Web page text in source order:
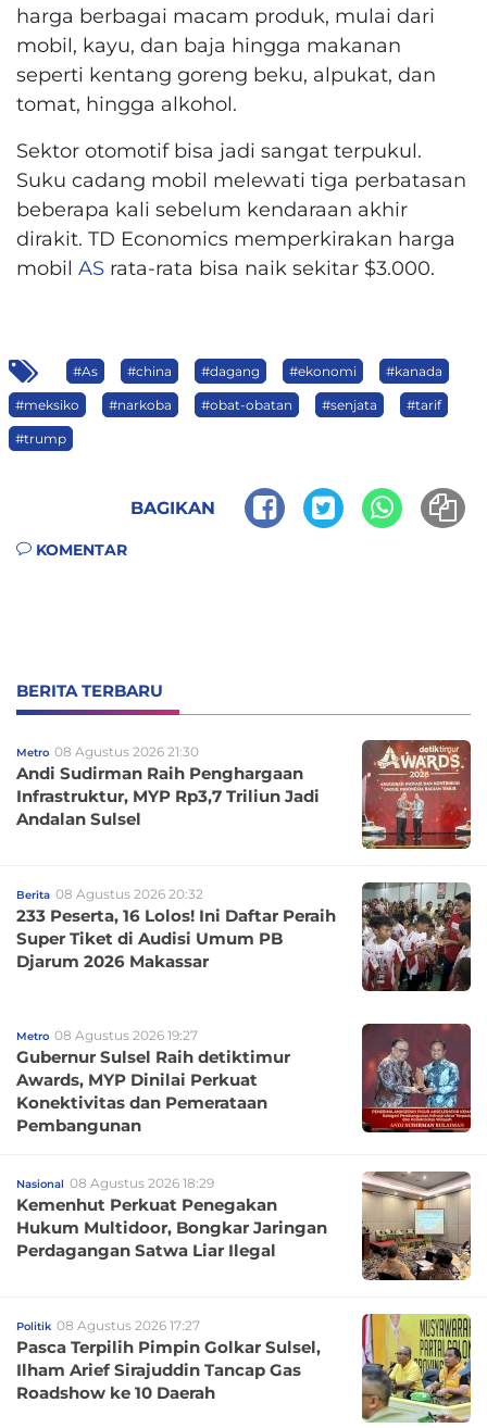
harga berbagai macam produk, mulai dari
mobil, kayu, dan baja hingga makanan
seperti kentang goreng beku, alpukat, dan
tomat, hingga alkohol.
Sektor otomotif bisa jadi sangat terpukul.
Suku cadang mobil melewati tiga perbatasan
beberapa kali sebelum kendaraan akhir
dirakit. TD Economics memperkirakan harga
mobil AS rata-rata bisa naik sekitar $3.000.
#As #china #dagang #ekonomi #kanada
#meksiko #narkoba #obat-obatan #senjata #tarif
#trump
BAGIKAN
KOMENTAR
BERITA TERBARU
Metro 08 Agustus 2026 21:30
Andi Sudirman Raih Penghargaan
Infrastruktur, MYP Rp3,7 Triliun Jadi
Andalan Sulsel
Berita 08 Agustus 2026 20:32
233 Peserta, 16 Lolos! Ini Daftar Peraih
Super Tiket di Audisi Umum PB
Djarum 2026 Makassar
Metro 08 Agustus 2026 19:27
Gubernur Sulsel Raih detiktimur
Awards, MYP Dinilai Perkuat
Konektivitas dan Pemerataan
Pembangunan
Nasional 08 Agustus 2026 18:29
Kemenhut Perkuat Penegakan
Hukum Multidoor, Bongkar Jaringan
Perdagangan Satwa Liar Ilegal
Politik 08 Agustus 2026 17:27
Pasca Terpilih Pimpin Golkar Sulsel,
Ilham Arief Sirajuddin Tancap Gas
Roadshow ke 10 Daerah